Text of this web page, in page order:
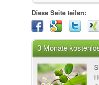
Diese Seite teilen:
3 Monate